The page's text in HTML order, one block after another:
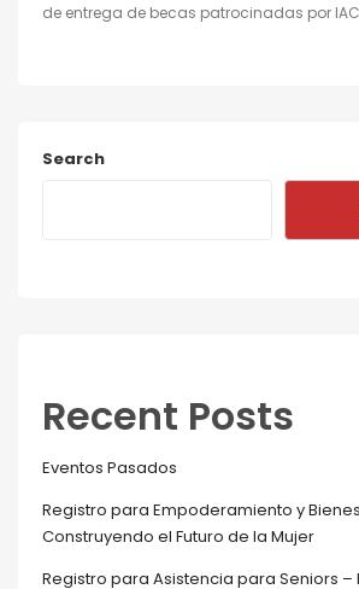
de entrega de becas patrocinadas por
Search
Recent Posts
Eventos Pasados
Registro para Empoderamiento y
Construyendo el Futuro de la Mujer
Registro para Asistencia para Seniors –